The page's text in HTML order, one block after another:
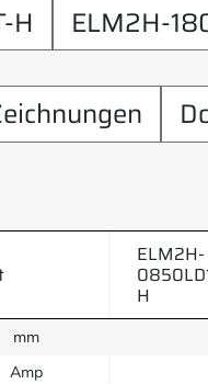
H
ELM2H-
ELM2H-
H
mm
Amp